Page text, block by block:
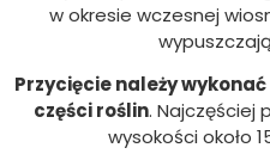
w okresie wczesnej
Przycięcie należy
części roślin. Najczęściej
wysokości około